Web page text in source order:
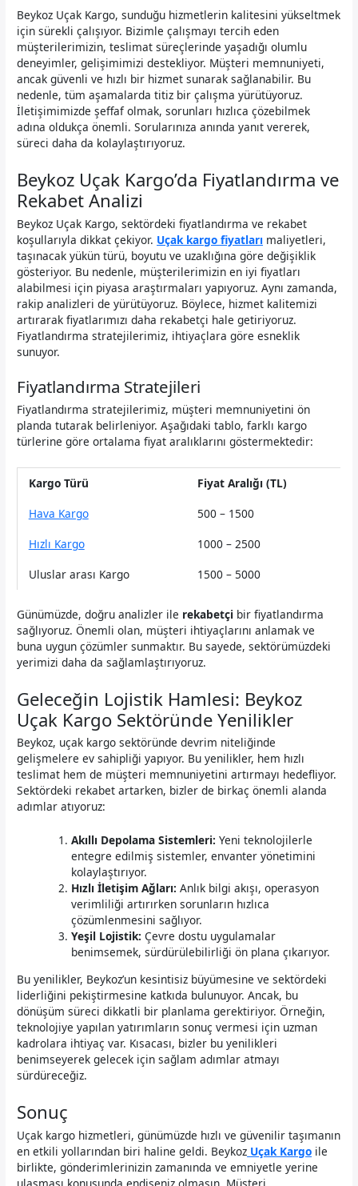
Beykoz Uçak Kargo, sunduğu hizmetlerin kalitesini yükseltmek
için sürekli çalışıyor. Bizimle çalışmayı tercih eden
müşterilerimizin, teslimat süreçlerinde yaşadığı olumlu
deneyimler, gelişimimizi destekliyor. Müşteri memnuniyeti,
ancak güvenli ve hızlı bir hizmet sunarak sağlanabilir. Bu
nedenle, tüm aşamalarda titiz bir çalışma yürütüyoruz.
İletişimimizde şeffaf olmak, sorunları hızlıca çözebilmek
adına oldukça önemli. Sorularınıza anında yanıt vererek,
süreci daha da kolaylaştırıyoruz.
Beykoz Uçak Kargo’da Fiyatlandırma ve
Rekabet Analizi
Beykoz Uçak Kargo, sektördeki fiyatlandırma ve rekabet
koşullarıyla dikkat çekiyor. Uçak kargo fiyatları maliyetleri,
taşınacak yükün türü, boyutu ve uzaklığına göre değişiklik
gösteriyor. Bu nedenle, müşterilerimizin en iyi fiyatları
alabilmesi için piyasa araştırmaları yapıyoruz. Aynı zamanda,
rakip analizleri de yürütüyoruz. Böylece, hizmet kalitemizi
artırarak fiyatlarımızı daha rekabetçi hale getiriyoruz.
Fiyatlandırma stratejilerimiz, ihtiyaçlara göre esneklik
sunuyor.
Fiyatlandırma Stratejileri
Fiyatlandırma stratejilerimiz, müşteri memnuniyetini ön
planda tutarak belirleniyor. Aşağıdaki tablo, farklı kargo
türlerine göre ortalama fiyat aralıklarını göstermektedir:
Kargo Türü
Fiyat Aralığı (TL)
Hava Kargo
500 – 1500
Hızlı Kargo
1000 – 2500
Uluslar arası Kargo
1500 – 5000
Günümüzde, doğru analizler ile rekabetçi bir fiyatlandırma
sağlıyoruz. Önemli olan, müşteri ihtiyaçlarını anlamak ve
buna uygun çözümler sunmaktır. Bu sayede, sektörümüzdeki
yerimizi daha da sağlamlaştırıyoruz.
Geleceğin Lojistik Hamlesi: Beykoz
Uçak Kargo Sektöründe Yenilikler
Beykoz, uçak kargo sektöründe devrim niteliğinde
gelişmelere ev sahipliği yapıyor. Bu yenilikler, hem hızlı
teslimat hem de müşteri memnuniyetini artırmayı hedefliyor.
Sektördeki rekabet artarken, bizler de birkaç önemli alanda
adımlar atıyoruz:
Akıllı Depolama Sistemleri: Yeni teknolojilerle
entegre edilmiş sistemler, envanter yönetimini
kolaylaştırıyor.
Hızlı İletişim Ağları: Anlık bilgi akışı, operasyon
verimliliği artırırken sorunların hızlıca
çözümlenmesini sağlıyor.
Yeşil Lojistik: Çevre dostu uygulamalar
benimsemek, sürdürülebilirliği ön plana çıkarıyor.
Bu yenilikler, Beykoz’un kesintisiz büyümesine ve sektördeki
liderliğini pekiştirmesine katkıda bulunuyor. Ancak, bu
dönüşüm süreci dikkatli bir planlama gerektiriyor. Örneğin,
teknolojiye yapılan yatırımların sonuç vermesi için uzman
kadrolara ihtiyaç var. Kısacası, bizler bu yenilikleri
benimseyerek gelecek için sağlam adımlar atmayı
sürdüreceğiz.
Sonuç
Uçak kargo hizmetleri, günümüzde hızlı ve güvenilir taşımanın
en etkili yollarından biri haline geldi. Beykoz Uçak Kargo ile
birlikte, gönderimlerinizin zamanında ve emniyetle yerine
ulaşması konusunda endişeniz olmasın. Müşteri